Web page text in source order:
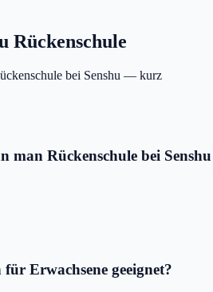
Rückenschule
bei Senshu — kurz
man Rückenschule bei Senshu
Erwachsene geeignet?